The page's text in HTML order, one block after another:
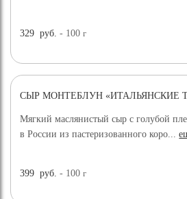
329 руб. - 100г
СЫР МОНТЕБЛУН «ИТАЛЬЯНСКИЕ
Мягкий маслянистый сыр с голубой
в России из пастеризованного коро...
399 руб. - 100г